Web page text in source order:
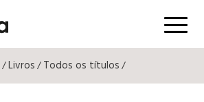
Menú
/Livros/Todos os títulos/